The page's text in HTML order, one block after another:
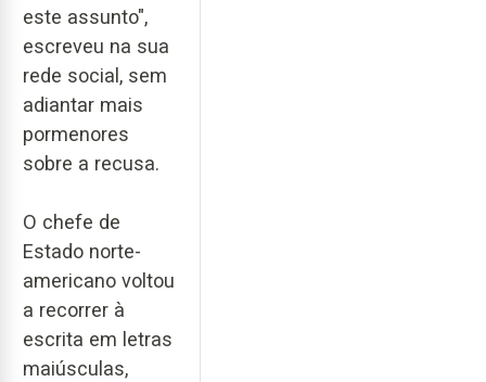
este assunto",
escreveu na sua
rede social, sem
adiantar mais
pormenores
sobre a recusa.
O chefe de
Estado norte-
americano voltou
a recorrer à
escrita em letras
maiúsculas,